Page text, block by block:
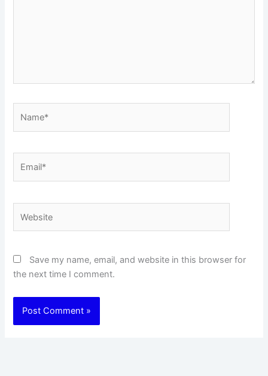
Save my name, email, and website in this browser for
the next time I comment.